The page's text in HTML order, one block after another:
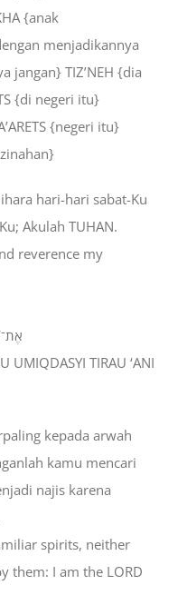
{anak
menjadikannya
jangan} TIZ’NEH {dia
{di negeri itu}
{negeri itu}
hari-hari sabat-Ku
Akulah TUHAN.
reverence my
UMIQDASYI TIRAU ‘ANI
kepada arwah
kamu mencari
najis karena
spirits, neither
them: I am the LORD